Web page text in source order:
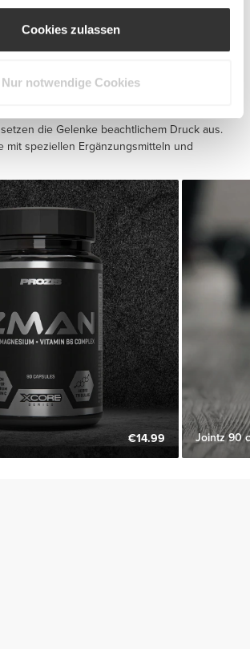
Cookies zulassen
Nur notwendige Cookies
€19.99
die Gelenke beachtlichem Druck aus.
mit speziellen Ergänzungsmitteln und
€14.99 Jointz 90